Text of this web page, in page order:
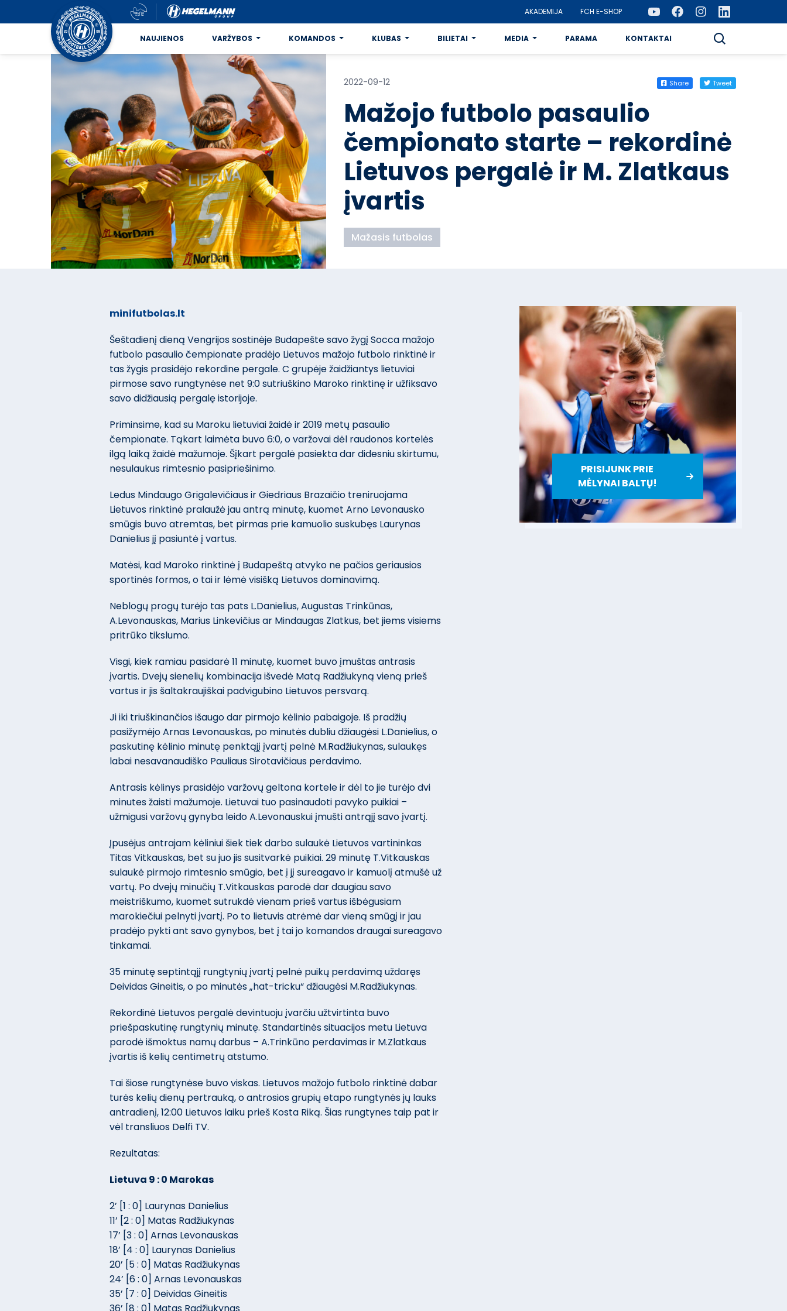
NAUJIENOS VARŽYBOS KOMANDOS KLUBAS BILIETAI MEDIA PARAMA KONTAKTAI
AKADEMIJA FCH E-SHOP
2022-09-12 Share Tweet
Mažojo futbolo pasaulio
čempionato starte – rekordinė
Lietuvos pergalė ir M. Zlatkaus
įvartis
Mažasis futbolas
minifutbolas.lt
Šeštadienį dieną Vengrijos sostinėje Budapešte savo žygį Socca mažojo
futbolo pasaulio čempionate pradėjo Lietuvos mažojo futbolo rinktinė ir
tas žygis prasidėjo rekordine pergale. C grupėje žaidžiantys lietuviai
pirmose savo rungtynėse net 9:0 sutriuškino Maroko rinktinę ir užfiksavo
savo didžiausią pergalę istorijoje.
Priminsime, kad su Maroku lietuviai žaidė ir 2019 metų pasaulio
čempionate. Tąkart laimėta buvo 6:0, o varžovai dėl raudonos kortelės
ilgą laiką žaidė mažumoje. Šįkart pergalė pasiekta dar didesniu skirtumu,
nesulaukus rimtesnio pasipriešinimo.
Ledus Mindaugo Grigalevičiaus ir Giedriaus Brazaičio treniruojama
Lietuvos rinktinė pralaužė jau antrą minutę, kuomet Arno Levonausko
smūgis buvo atremtas, bet pirmas prie kamuolio suskubęs Laurynas
Danielius jį pasiuntė į vartus.
Matėsi, kad Maroko rinktinė į Budapeštą atvyko ne pačios geriausios
sportinės formos, o tai ir lėmė visišką Lietuvos dominavimą.
Neblogų progų turėjo tas pats L.Danielius, Augustas Trinkūnas,
A.Levonauskas, Marius Linkevičius ar Mindaugas Zlatkus, bet jiems visiems
pritrūko tikslumo.
Visgi, kiek ramiau pasidarė 11 minutę, kuomet buvo įmuštas antrasis
įvartis. Dvejų sienelių kombinacija išvedė Matą Radžiukyną vieną prieš
vartus ir jis šaltakraujiškai padvigubino Lietuvos persvarą.
Ji iki triuškinančios išaugo dar pirmojo kėlinio pabaigoje. Iš pradžių
pasižymėjo Arnas Levonauskas, po minutės dubliu džiaugėsi L.Danielius, o
paskutinę kėlinio minutę penktąjį įvartį pelnė M.Radžiukynas, sulaukęs
labai nesavanaudiško Pauliaus Sirotavičiaus perdavimo.
Antrasis kėlinys prasidėjo varžovų geltona kortele ir dėl to jie turėjo dvi
minutes žaisti mažumoje. Lietuvai tuo pasinaudoti pavyko puikiai –
užmigusi varžovų gynyba leido A.Levonauskui įmušti antrąjį savo įvartį.
Įpusėjus antrajam kėliniui šiek tiek darbo sulaukė Lietuvos vartininkas
Titas Vitkauskas, bet su juo jis susitvarkė puikiai. 29 minutę T.Vitkauskas
sulaukė pirmojo rimtesnio smūgio, bet į jį sureagavo ir kamuolį atmušė už
vartų. Po dvejų minučių T.Vitkauskas parodė dar daugiau savo
meistriškumo, kuomet sutrukdė vienam prieš vartus išbėgusiam
marokiečiui pelnyti įvartį. Po to lietuvis atrėmė dar vieną smūgį ir jau
pradėjo pykti ant savo gynybos, bet į tai jo komandos draugai sureagavo
tinkamai.
35 minutę septintąjį rungtynių įvartį pelnė puikų perdavimą uždaręs
Deividas Gineitis, o po minutės „hat-tricku“ džiaugėsi M.Radžiukynas.
Rekordinė Lietuvos pergalė devintuoju įvarčiu užtvirtinta buvo
priešpaskutinę rungtynių minutę. Standartinės situacijos metu Lietuva
parodė išmoktus namų darbus – A.Trinkūno perdavimas ir M.Zlatkaus
įvartis iš kelių centimetrų atstumo.
Tai šiose rungtynėse buvo viskas. Lietuvos mažojo futbolo rinktinė dabar
turės kelių dienų pertrauką, o antrosios grupių etapo rungtynės jų lauks
antradienį, 12:00 Lietuvos laiku prieš Kosta Riką. Šias rungtynes taip pat ir
vėl transliuos Delfi TV.
Rezultatas:
Lietuva 9 : 0 Marokas
2’ [1 : 0] Laurynas Danielius
11’ [2 : 0] Matas Radžiukynas
17’ [3 : 0] Arnas Levonauskas
18’ [4 : 0] Laurynas Danielius
20’ [5 : 0] Matas Radžiukynas
24’ [6 : 0] Arnas Levonauskas
35’ [7 : 0] Deividas Gineitis
PRISIJUNK PRIE
MĖLYNAI BALTŲ!